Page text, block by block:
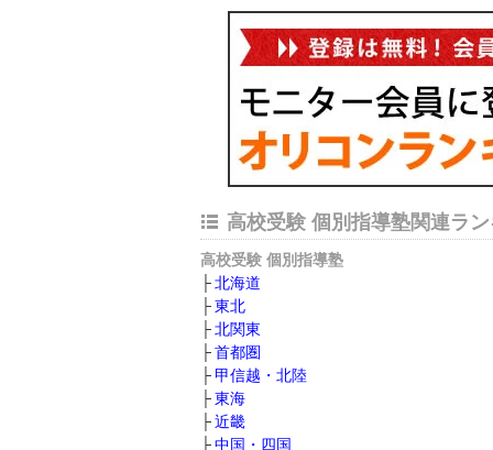
高校受験 個別指導塾関連ラ
高校受験 個別指導塾
北海道
東北
北関東
首都圏
甲信越・北陸
東海
近畿
中国・四国